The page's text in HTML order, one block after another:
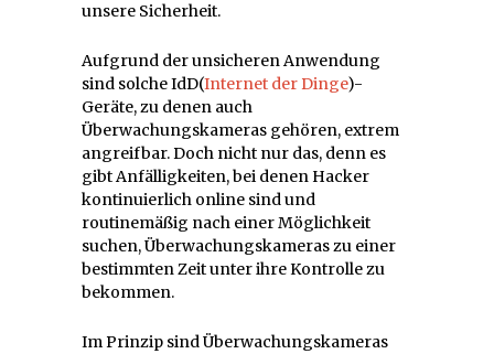
unsere Sicherheit.
Aufgrund der unsicheren Anwendung
sind solche IdD(Internet der Dinge)-
Geräte, zu denen auch
Überwachungskameras gehören, extrem
angreifbar. Doch nicht nur das, denn es
gibt Anfälligkeiten, bei denen Hacker
kontinuierlich online sind und
routinemäßig nach einer Möglichkeit
suchen, Überwachungskameras zu einer
bestimmten Zeit unter ihre Kontrolle zu
bekommen.
Im Prinzip sind Überwachungskameras